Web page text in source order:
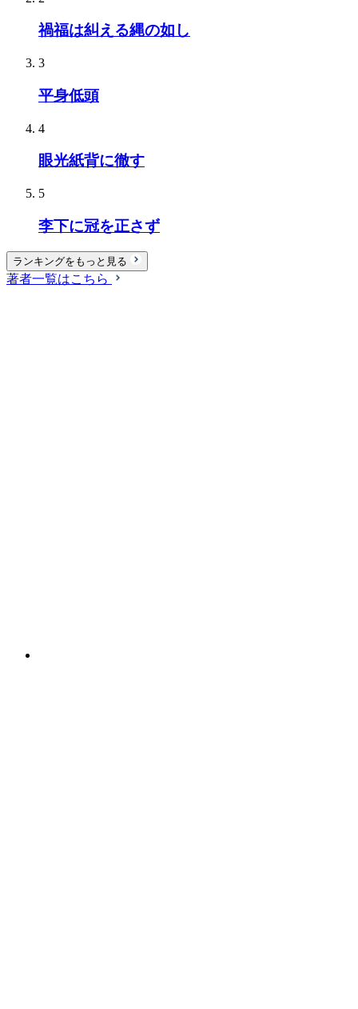
禍福は糾える縄の如し
3
平身低頭
4
眼光紙背に徹す
5
李下に冠を正さず
ランキングをもっと見る
著者一覧はこちら